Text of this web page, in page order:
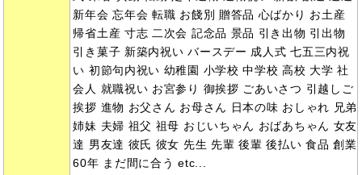
新年会 忘年会 転職 お餞別 贈答品 心ばかり お土産
帰省土産 寸志 二次会 記念品 景品 引き出物 引出物
引き菓子 新築内祝い バースデー 成人式 七五三内祝
い 初節句内祝い 幼稚園 小学校 中学校 高校 大学 社
会人 就職祝い お宮参り 御挨拶 ごあいさつ 引越しご
挨拶 進物 お父さん お母さん 日本の味 おしゃれ 兄弟
姉妹 夫婦 祖父 祖母 おじいちゃん おばあちゃん 女友
達 男友達 彼氏 彼女 先生 先輩 後輩 後払い 食品 創業
60年 まだ間に合う etc...